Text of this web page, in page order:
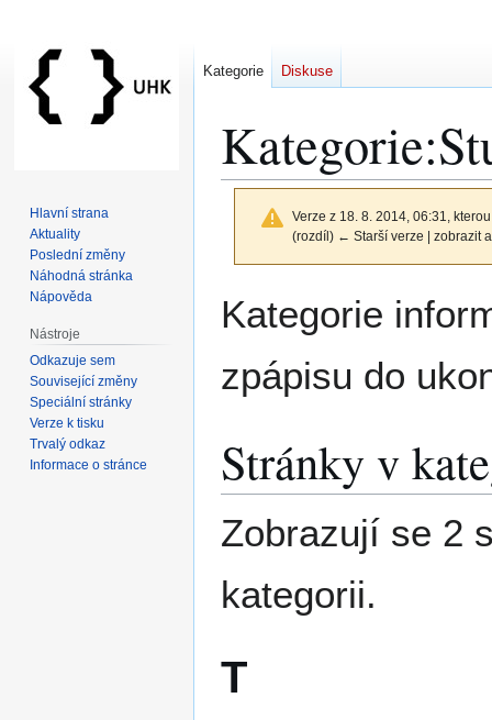
Kategorie:
Verze z 18. 8. 2014, 06:31,
(rozdíl) ← Starší verze | zobrazit
na
na
Kategorie
zpápisu do
Stránky v
Zobrazují se 2
kategorii.
T
Kategorie Diskuse
Hlavní strana
Aktuality
Poslední změny
Náhodná stránka
Nápověda
Nástroje
Odkazuje sem
Související změny
Speciální stránky
Verze k tisku
Trvalý odkaz
Informace o stránce